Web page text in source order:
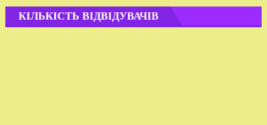
КІЛЬКІСТЬ ВІДВІДУВАЧІВ